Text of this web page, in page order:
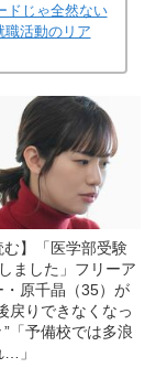
ドじゃ全然ない
職活動のリア
む】「医学部受験
ました」フリーア
・原千晶（35）が
戻りできなくなっ
「予備校では多浪
…」